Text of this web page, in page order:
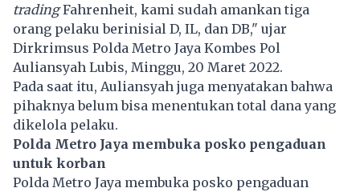
tradingFahrenheit, kami sudah amankan tiga
orang pelaku berinisial D, IL, dan DB," ujar
Dirkrimsus Polda Metro Jaya Kombes Pol
Auliansyah Lubis, Minggu, 20 Maret 2022.
Pada saat itu, Auliansyah juga menyatakan bahwa
pihaknya belum bisa menentukan total dana yang
dikelola pelaku.
Polda Metro Jaya membuka posko pengaduan
untuk korban
Polda Metro Jaya membuka posko pengaduan